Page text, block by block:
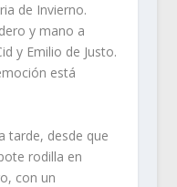
de Invierno.
y mano a
y Emilio de Justo.
está
tarde, desde que
rodilla en
con un